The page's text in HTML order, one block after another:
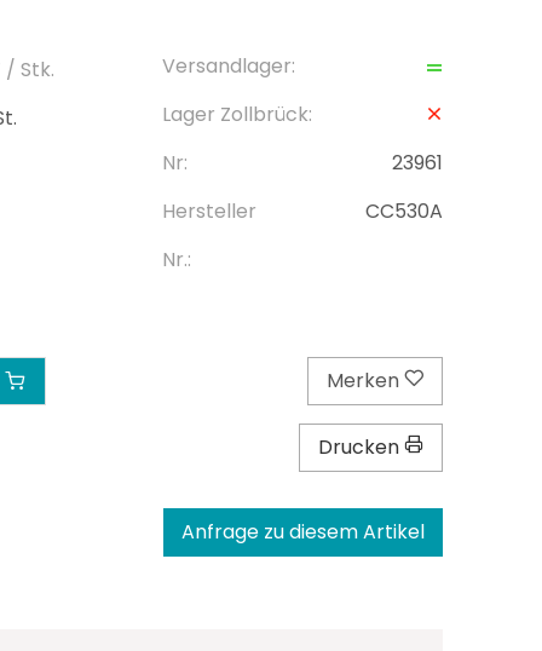
/ Stk.
Versandlager:
Lager Zollbrück:
Nr:
23961
Hersteller
Nr.:
CC530A
Merken
Drucken
Anfrage zu diesem Artikel